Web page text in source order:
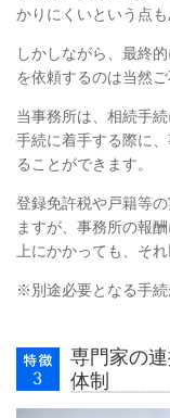
かりにくいという点も
しかしながら、最終
を依頼するのは当然ご
当事務所は、相続手
手続に着手する際に
ることができます。
登録免許税や戸籍等
ますが、事務所の報
上にかかっても、そ
※別途必要となる手続
専門家の
体制